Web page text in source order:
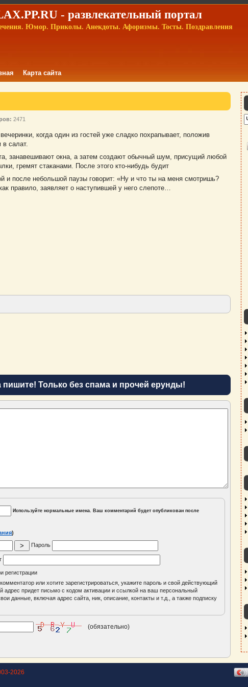
- развлекательный портал
Юмор. Приколы. Анекдоты. Афоризмы. Тосты. Поздравления
Карта сайта
2471
когда один из гостей уже сладко похрапывает, положив
в салат.
занавешивают окна, а затем создают обычный шум, присущий любой
гремят стаканами. После этого кто-нибудь будит
и после небольшой паузы говорит: «Ну и что ты на меня смотришь?
правило, заявляет о наступившей у него слепоте…
пишите! Только без спама и прочей ерунды!
Используйте нормальные имена. Ваш комментарий будет опубликован после
)
Пароль
регистрации
или хотите зарегистрироваться, укажите пароль и свой действующий
адрес придет письмо с кодом активации и ссылкой на ваш персональный
данные, включая адрес сайта, ник, описание, контакты и т.д., а также подписку
(обязательно)
2026